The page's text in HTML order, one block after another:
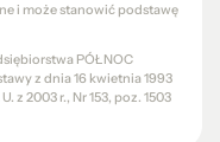
i może stanowić podstawę
PÓŁNOC
z dnia 16 kwietnia 1993
z 2003 r., Nr 153, poz. 1503